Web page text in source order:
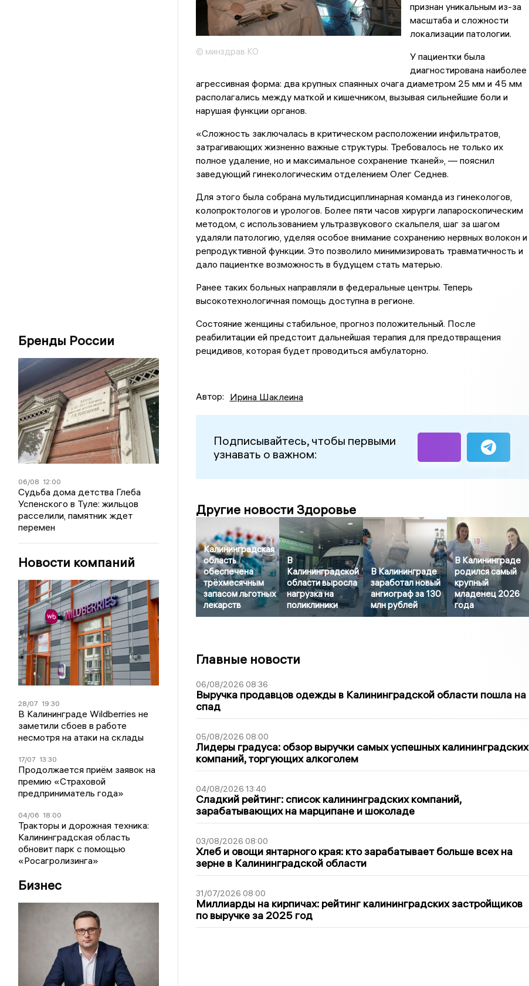
Бренды России
06/08 12:00
Судьба дома детства Глеба
Успенского в Туле: жильцов
расселили, памятник ждет
перемен
Новости компаний
28/07 19:30
В Калининграде Wildberries не
заметили сбоев в работе
несмотря на атаки на склады
17/07 13:30
Продолжается приём заявок на
премию «Страховой
предприниматель года»
04/06 18:00
Тракторы и дорожная техника:
Калининградская область
обновит парк с помощью
«Росагролизинга»
Бизнес
© минздрав КО
признан уникальным из-за
масштаба и сложности
локализации патологии.
У пациентки была
диагностирована наиболее
агрессивная форма: два крупных спаянных очага диаметром 25 мм и 45 мм
располагались между маткой и кишечником, вызывая сильнейшие боли и
нарушая функции органов.
«Сложность заключалась в критическом расположении инфильтратов,
затрагивающих жизненно важные структуры. Требовалось не только их
полное удаление, но и максимальное сохранение тканей», — пояснил
заведующий гинекологическим отделением Олег Седнев.
Для этого была собрана мультидисциплинарная команда из гинекологов,
колопроктологов и урологов. Более пяти часов хирурги лапароскопическим
методом, с использованием ультразвукового скальпеля, шаг за шагом
удаляли патологию, уделяя особое внимание сохранению нервных волокон и
репродуктивной функции. Это позволило минимизировать травматичность и
дало пациентке возможность в будущем стать матерью.
Ранее таких больных направляли в федеральные центры. Теперь
высокотехнологичная помощь доступна в регионе.
Состояние женщины стабильное, прогноз положительный. После
реабилитации ей предстоит дальнейшая терапия для предотвращения
рецидивов, которая будет проводиться амбулаторно.
Автор: Ирина Шаклеина
Подписывайтесь, чтобы первыми
узнавать о важном:
Другие новости Здоровье
Калининградская
область
обеспечена
трёхмесячным
запасом льготных
лекарств
В
Калининградской
области выросла
нагрузка на
поликлиники
В Калининграде
заработал новый
ангиограф за 130
млн рублей
В Калининграде
родился самый
крупный
младенец 2026
года
Главные новости
06/08/2026 08:36
Выручка продавцов одежды в Калининградской области пошла на
спад
05/08/2026 08:00
Лидеры градуса: обзор выручки самых успешных калининградских
компаний, торгующих алкоголем
04/08/2026 13:40
Сладкий рейтинг: список калининградских компаний,
зарабатывающих на марципане и шоколаде
03/08/2026 08:00
Хлеб и овощи янтарного края: кто зарабатывает больше всех на
зерне в Калининградской области
31/07/2026 08:00
Миллиарды на кирпичах: рейтинг калининградских застройщиков
по выручке за 2025 год